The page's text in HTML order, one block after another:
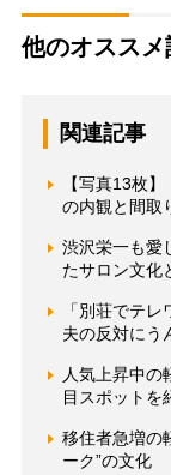
他のオススメ
関連記事
【写真13枚
の内観と間取
渋沢栄一も愛
たサロン文化
「別荘でテ
夫の反対にう
人気上昇中
目スポットを
移住者急増の
ーク”の文化